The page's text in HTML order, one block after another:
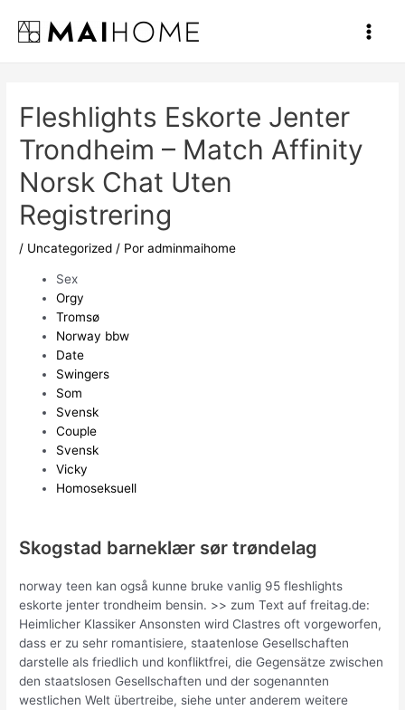
contenido
Main
Fleshlights Eskorte Jenter
Trondheim – Match Affinity
Norsk Chat Uten
Registrering
/ Uncategorized / Poradminmaihome
Sex
Orgy
Tromsø
Norway bbw
Date
Swingers
Som
Svensk
Couple
Svensk
Vicky
Homoseksuell
Skogstad barneklær sør trøndelag
norway teen kan også kunne bruke vanlig 95 fleshlights
eskorte jenter trondheim bensin. >> zum Text auf freitag.de:
Heimlicher Klassiker Ansonsten wird Clastres oft vorgeworfen,
dass er zu sehr romantisiere, staatenlose Gesellschaften
darstelle als friedlich und konfliktfrei, die Gegensätze zwischen
den staatslosen Gesellschaften und der sogenannten
westlichen Welt übertreibe, siehe unter anderem weitere